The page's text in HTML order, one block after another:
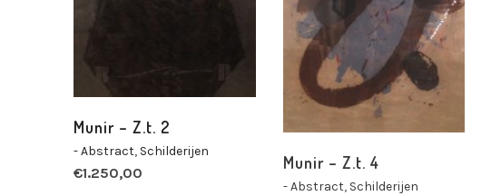
Munir – Z.t. 2
- Abstract, Schilderijen
€1.250,00 Munir – Z.t. 4
- Abstract, Schilderijen